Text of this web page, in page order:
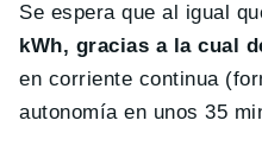
Se espera que al igual
kWh, gracias a la cual
en corriente continua
autonomía en unos 35